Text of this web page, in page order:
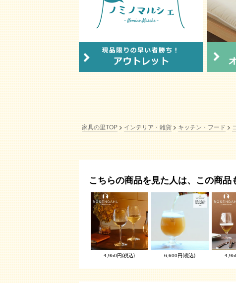
家具の里TOP インテリア・雑貨 キッチン・フード
こちらの商品を見た人は、この商品
4,950円(税込) 6,600円(税込)